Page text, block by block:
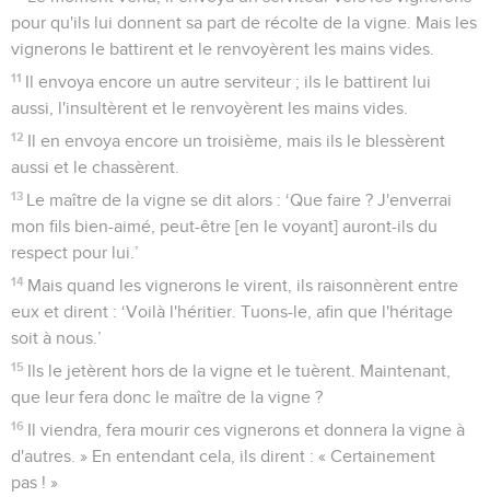
pour qu'ils lui donnent sa part de récolte de la vigne. Mais les
vignerons le battirent et le renvoyèrent les mains vides.
11 Il envoya encore un autre serviteur ; ils le battirent lui
aussi, l'insultèrent et le renvoyèrent les mains vides.
12 Il en envoya encore un troisième, mais ils le blessèrent
aussi et le chassèrent.
13 Le maître de la vigne se dit alors : ‘Que faire ? J'enverrai
mon fils bien-aimé, peut-être [en le voyant] auront-ils du
respect pour lui.’
14 Mais quand les vignerons le virent, ils raisonnèrent entre
eux et dirent : ‘Voilà l'héritier. Tuons-le, afin que l'héritage
soit à nous.’
15 Ils le jetèrent hors de la vigne et le tuèrent. Maintenant,
que leur fera donc le maître de la vigne ?
16 Il viendra, fera mourir ces vignerons et donnera la vigne à
d'autres. » En entendant cela, ils dirent : « Certainement
pas ! »